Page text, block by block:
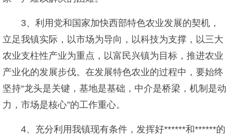
3、利用党和国家加快西部特色农业发展的契机，
立足我镇实际，以市场为导向，以科技为支撑，以三大
农业支柱性产业为重点，以富民兴镇为目标，推进农业
产业化的发展步伐。在发展特色农业的过程中，要始终
坚持“龙头是关键，基地是基础，中介是桥梁，机制是动
力，市场是核心”的工作重心。
4、充分利用我镇现有条件，发挥好******和******的